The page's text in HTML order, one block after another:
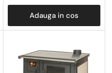
obisnuit
Adauga in cos